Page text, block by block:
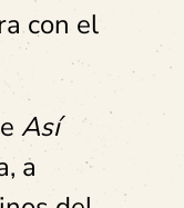
con el
Así
a